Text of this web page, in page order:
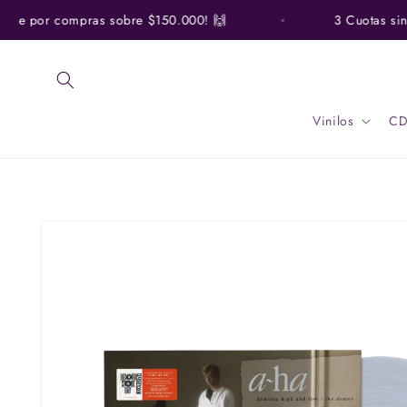
directamente
al contenido
por compras sobre $150.000! 🙌 3 Cuotas sin
Vinilos